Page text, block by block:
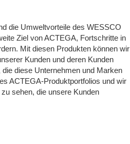
die Umweltvorteile des WESSCO
Ziel von ACTEGA, Fortschritte in
Mit diesen Produkten können wir
Kunden und deren Kunden
diese Unternehmen und Marken
ACTEGA-Produktportfolios und wir
sehen, die unsere Kunden